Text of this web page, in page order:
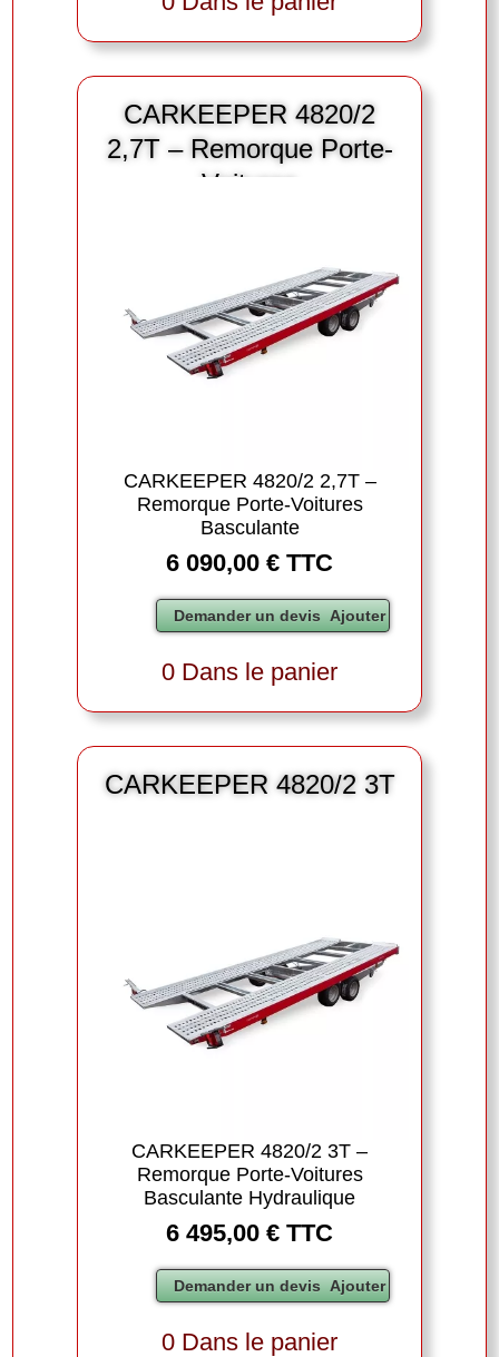
CARKEEPER 4820/2
2,7T – Remorque Porte-
Voitures
CARKEEPER 4820/2 2,7T –
Remorque Porte-Voitures
Basculante
6 090,00 € TTC
0 Dans le panier
CARKEEPER 4820/2 3T
CARKEEPER 4820/2 3T –
Remorque Porte-Voitures
Basculante Hydraulique
6 495,00 € TTC
0 Dans le panier